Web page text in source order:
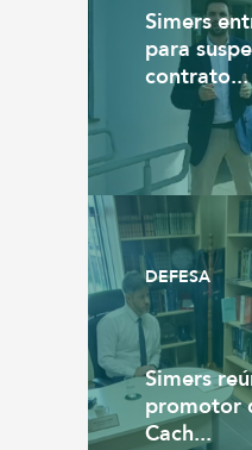
Simers
para
contrato...
DEFESA
Simers
promotor
Cach...